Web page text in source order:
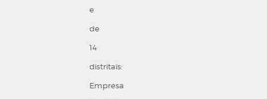
e
de
14
distritais:
Empresa